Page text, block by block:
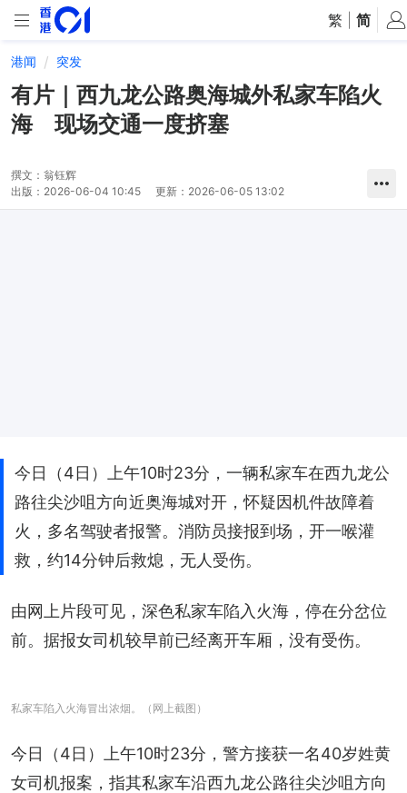
繁 简
港闻 突发
有片｜西九龙公路奥海城外私家车陷火
海 现场交通一度挤塞
撰文： 翁钰辉
出版： 2026-06-04 10:45 更新： 2026-06-05 13:02
今日（4日）上午10时23分，一辆私家车在西九龙公
路往尖沙咀方向近奥海城对开，怀疑因机件故障着
火，多名驾驶者报警。消防员接报到场，开一喉灌
救，约14分钟后救熄，无人受伤。
由网上片段可见，深色私家车陷入火海，停在分岔位
前。据报女司机较早前已经离开车厢，没有受伤。
私家车陷入火海冒出浓烟。（网上截图）
今日（4日）上午10时23分，警方接获一名40岁姓黄
女司机报案，指其私家车沿西九龙公路往尖沙咀方向